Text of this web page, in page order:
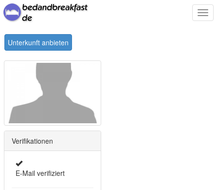
Unterkunft anbieten
Verifikationen
E-Mail verifiziert